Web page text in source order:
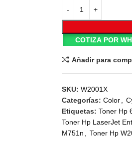
COTIZA POR
Añadir para
SKU:W2001X
Categorías: Color,
Etiquetas: Toner Hp
Toner Hp LaserJet
M751n , Toner Hp